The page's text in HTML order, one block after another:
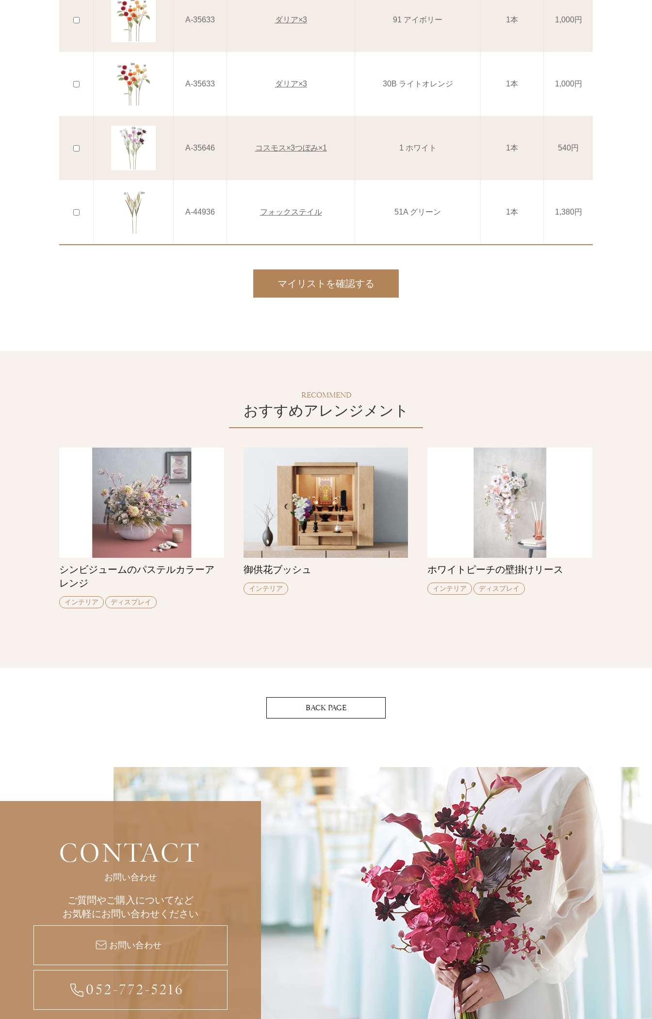
A-35633 ダリア×3 91 アイボリー 1本 1,000円
A-35633 ダリア×3 30B ライトオレンジ 1本 1,000円
A-35646 コスモス×3つぼみ×1 1 ホワイト 1本 540円
A-44936 フォックステイル 51A グリーン 1本 1,380円
マイリストを確認する
RECOMMEND
おすすめアレンジメント
シンビジュームのパステルカラーア
レンジ
インテリア ディスプレイ
御供花ブッシュ
インテリア
ホワイトピーチの壁掛けリース
インテリア ディスプレイ
BACK PAGE
CONTACT
お問い合わせ
ご質問やご購入についてなど
お気軽にお問い合わせください
お問い合わせ
052-772-5216